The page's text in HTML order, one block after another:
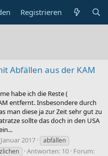
Registrieren
Abfällen aus der KAM
habe ich die Reste (
entfernt. Insbesondere durch
man diese ja zur Zeit sehr gut zu
sollte das doch in den USA
2017
abfällen
Antworten: 10 Forum: